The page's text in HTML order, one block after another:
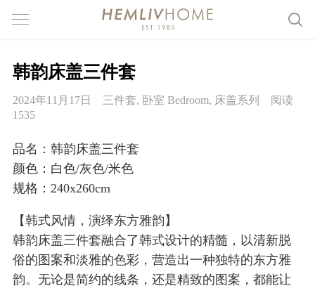
韩韵床盖三件套
2024年11月17日 三件套, 卧室 Bedroom, 床盖系列
阅读
1535
品名：韩韵床盖三件套
颜色：白色/灰色/米色
规格：240x260cm
【韩式风情，演绎东方雅韵】
韩韵床盖三件套融合了韩式设计的精髓，以清新脱
俗的图案和淡雅的色彩，营造出一种独特的东方雅
韵。无论是简约的线条，还是精致的图案，都能让